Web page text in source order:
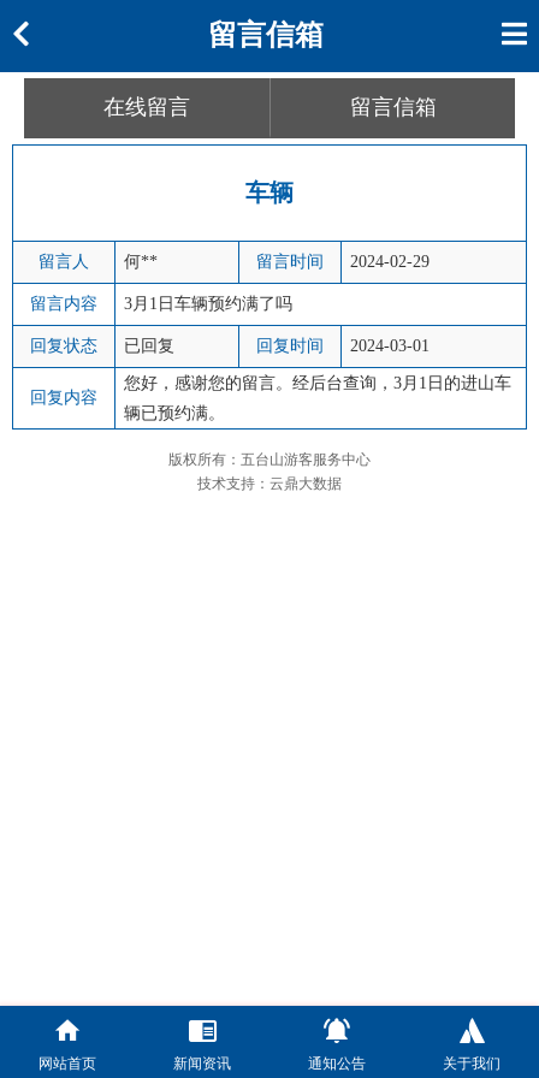
留言信箱
在线留言 留言信箱
车辆
留言人 何** 留言时间 2024-02-29
留言内容 3月1日车辆预约满了吗
回复状态 已回复 回复时间 2024-03-01
回复内容
您好，感谢您的留言。经后台查询，3月1日的进山车
辆已预约满。
版权所有：五台山游客服务中心
技术支持：云鼎大数据
网站首页 新闻资讯 通知公告 关于我们